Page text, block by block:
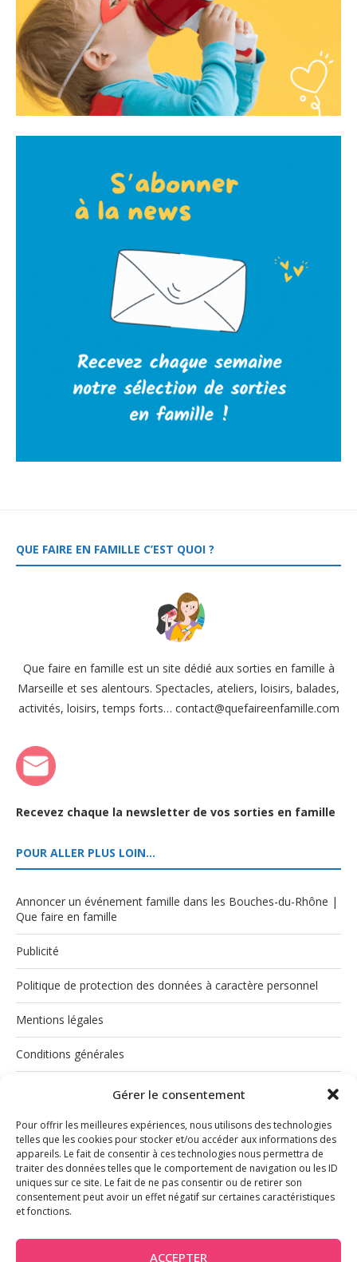
Gérer le consentement
Pour offrir les meilleures expériences, nous utilisons des technologies
telles que les cookies pour stocker et/ou accéder aux informations des
appareils. Le fait de consentir à ces technologies nous permettra de
traiter des données telles que le comportement de navigation ou les ID
uniques sur ce site. Le fait de ne pas consentir ou de retirer son
consentement peut avoir un effet négatif sur certaines caractéristiques
et fonctions.
ACCEPTER
QUE FAIRE EN FAMILLE C’EST QUOI ?
Que faire en famille est un site dédié aux sorties en famille à
Marseille et ses alentours. Spectacles, ateliers, loisirs, balades,
activités, loisirs, temps forts… contact@quefaireenfamille.com
Recevez chaque la newsletter de vos sorties en famille
POUR ALLER PLUS LOIN…
Annoncer un événement famille dans les Bouches-du-Rhône |
Que faire en famille
Publicité
Politique de protection des données à caractère personnel
Mentions légales
Conditions générales
Politique de cookies (UE)